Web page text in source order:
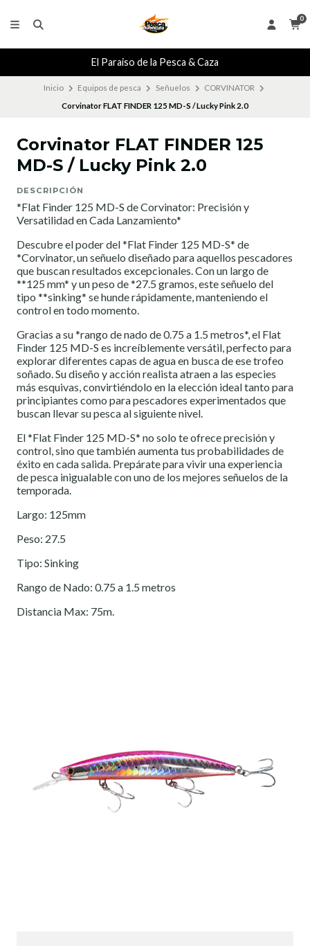
0
El Paraiso de la Pesca & Caza
Inicio Equipos de pesca Señuelos
CORVINATOR
Corvinator FLAT FINDER 125 MD-S / Lucky Pink 2.0
Corvinator FLAT FINDER 125
MD-S / Lucky Pink 2.0
DESCRIPCIÓN
*Flat Finder 125 MD-S de Corvinator: Precisión y
Versatilidad en Cada Lanzamiento*
Descubre el poder del *Flat Finder 125 MD-S* de
*Corvinator, un señuelo diseñado para aquellos pescadores
que buscan resultados excepcionales. Con un largo de
**125 mm* y un peso de *27.5 gramos, este señuelo del
tipo **sinking* se hunde rápidamente, manteniendo el
control en todo momento.
Gracias a su *rango de nado de 0.75 a 1.5 metros*, el Flat
Finder 125 MD-S es increíblemente versátil, perfecto para
explorar diferentes capas de agua en busca de ese trofeo
soñado. Su diseño y acción realista atraen a las especies
más esquivas, convirtiéndolo en la elección ideal tanto para
principiantes como para pescadores experimentados que
buscan llevar su pesca al siguiente nivel.
El *Flat Finder 125 MD-S* no solo te ofrece precisión y
control, sino que también aumenta tus probabilidades de
éxito en cada salida. Prepárate para vivir una experiencia
de pesca inigualable con uno de los mejores señuelos de la
temporada.
Largo: 125mm
Peso: 27.5
Tipo: Sinking
Rango de Nado: 0.75 a 1.5 metros
Distancia Max: 75m.